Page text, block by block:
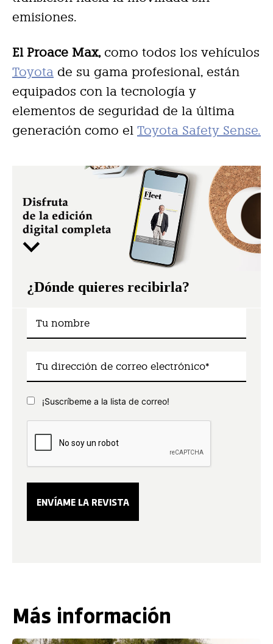
emisiones.
El Proace Max,como todos los vehículos
Toyota de su gama profesional, están
equipados con la tecnología y
elementos de seguridad de la última
generación como el Toyota Safety Sense.
¿Dónde quieres recibirla?
¡Suscríbeme a la lista de correo!
Más información